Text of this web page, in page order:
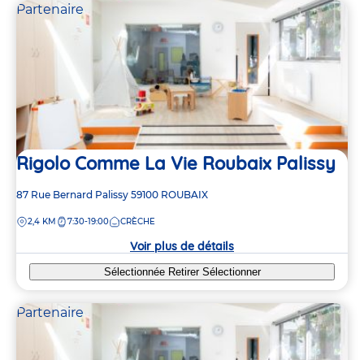
Partenaire
Rigolo Comme La Vie Roubaix Palissy
Adresse
la
87 Rue Bernard Palissy 59100 ROUBAIX
DISTANCE
2,4 KM 7:30-19:00 CRÈCHE
Voir plus de détails
Sélectionnée Retirer Sélectionner
Partenaire